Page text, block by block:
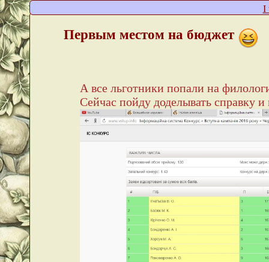
I
Первым местом на бюджет
А все льготники попали на
Сейчас пойду доделывать справку